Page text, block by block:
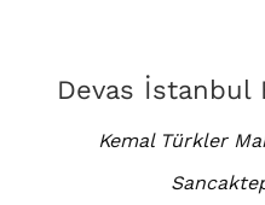
Devas İstanbul
Kemal Türkler